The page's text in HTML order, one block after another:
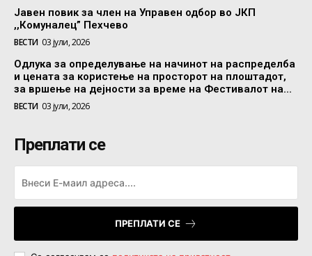
Јавен повик за член на Управен одбор во ЈКП
,,Комуналец” Пехчево
ВЕСТИ 03 јули, 2026
Одлука за определување на начинот на распределба
и цената за користење на просторот на плоштадот,
за вршење на дејности за време на Фестивалот на...
ВЕСТИ 03 јули, 2026
Преплати се
ПРЕПЛАТИ СЕ